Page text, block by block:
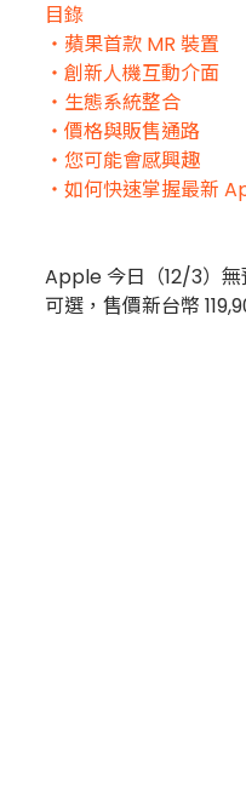
目錄
・蘋果首款 MR 裝置
・創新人機互動介面
・生態系統整合
・價格與販售通路
・您可能會感興趣
・如何快速掌握最新
Apple 今日（12/3）無
可選，售價新台幣